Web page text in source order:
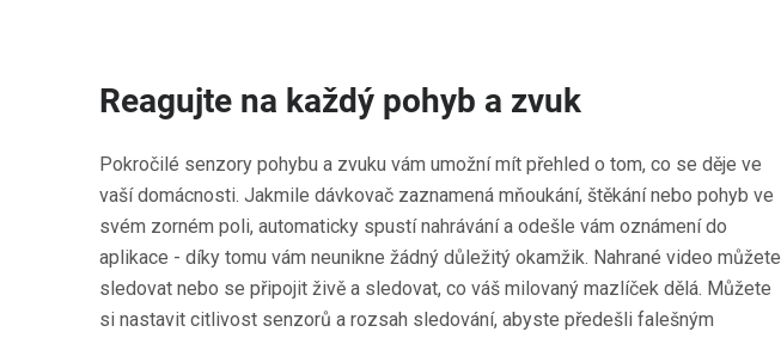
Reagujte na každý pohyb a zvuk
Pokročilé senzory pohybu a zvuku vám umožní mít přehled o tom, co se děje ve
vaší domácnosti. Jakmile dávkovač zaznamená mňoukání, štěkání nebo pohyb ve
svém zorném poli, automaticky spustí nahrávání a odešle vám oznámení do
aplikace - díky tomu vám neunikne žádný důležitý okamžik. Nahrané video můžete
sledovat nebo se připojit živě a sledovat, co váš milovaný mazlíček dělá. Můžete
si nastavit citlivost senzorů a rozsah sledování, abyste předešli falešným